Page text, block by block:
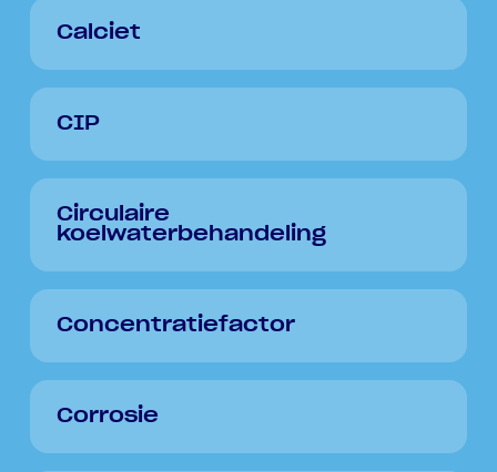
Calciet
CIP
Circulaire
koelwaterbehandeling
Concentratiefactor
Corrosie